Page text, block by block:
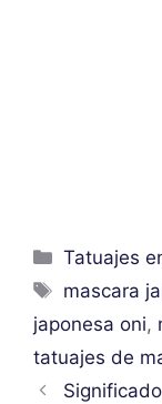
Categorías
Tatuajes
Etiquetas
mascara
japonesa oni,
tatuajes de